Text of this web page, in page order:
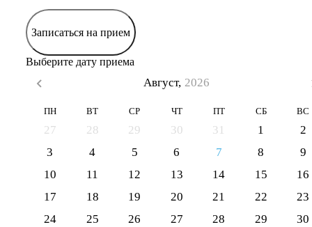
Записаться на прием
Выберите дату приема
Август, 2026
ПН ВТ СР ЧТ ПТ СБ ВС
27 28 29 30 31 1
2
3
4 5 6 7 8
9
10
11 12 13 14 15
16
17
18 19 20 21 22
23
24
25 26 27 28 29
30